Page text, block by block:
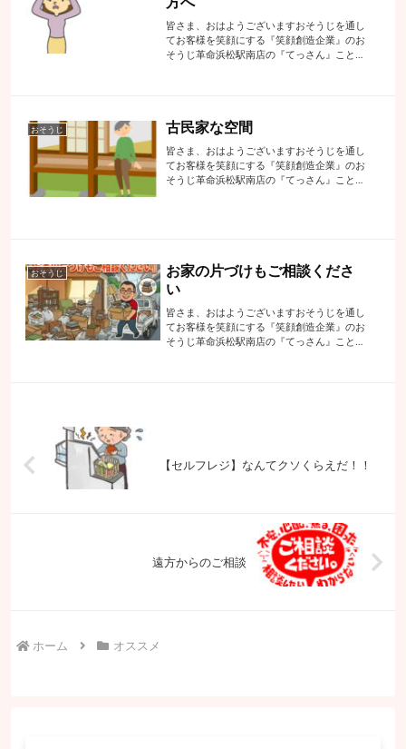
皆さま、おはようございますおそうじを通し
てお客様を笑顔にする『笑顔創造企業』のお
そうじ革命浜松駅南店の『てっさん』こと代
おそうじ 古民家な空間
皆さま、おはようございますおそうじを通し
てお客様を笑顔にする『笑顔創造企業』のお
そうじ革命浜松駅南店の『てっさん』こと代
おそうじ
お家の片づけもご相談くださ
い
皆さま、おはようございますおそうじを通し
てお客様を笑顔にする『笑顔創造企業』のお
そうじ革命浜松駅南店の『てっさん』こと代
【セルフレジ】なんてクソくらえだ！！
遠方からのご相談
ホーム オススメ